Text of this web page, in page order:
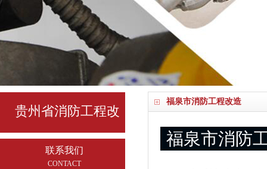
福泉市消防工程改造
福泉市消防
贵州省消防工程改
联系我们
CONTACT